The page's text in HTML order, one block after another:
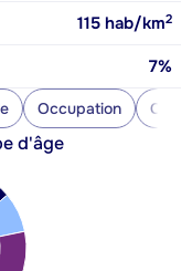
115 hab/km2
7%
Occupation
d'âge